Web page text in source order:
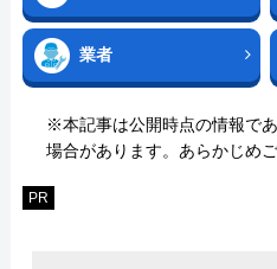
業者
※本記事は公開時点の情報で
場合があります。あらかじめ
PR